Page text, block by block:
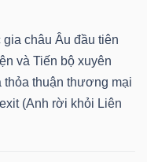
châu Âu đầu tiên
và Tiến bộ xuyên
thuận thương mại
(Anh rời khỏi Liên